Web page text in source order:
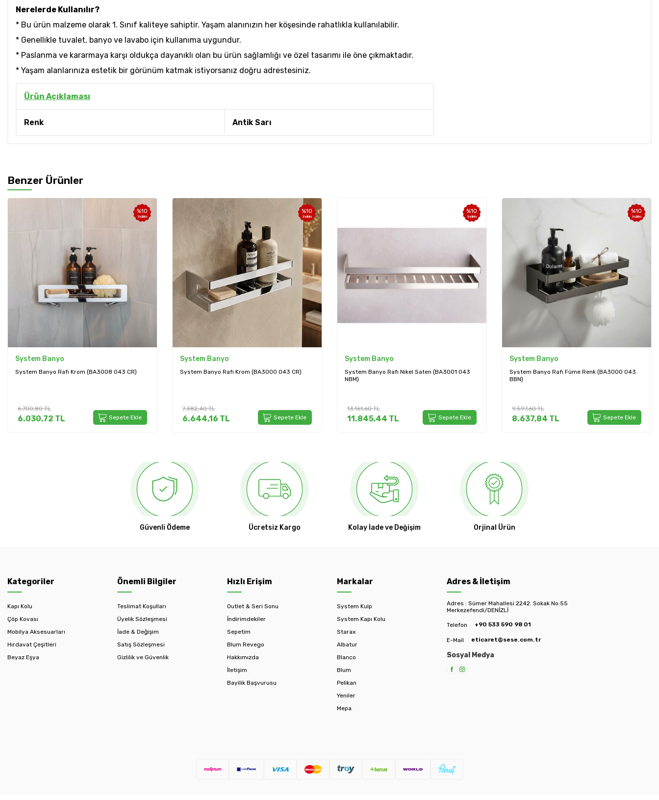
Nerelerde Kullanılır?
* Bu ürün malzeme olarak 1. Sınıf kaliteye sahiptir. Yaşam alanınızın her köşesinde rahatlıkla kullanılabilir.
* Genellikle tuvalet, banyo ve lavabo için kullanıma uygundur.
* Paslanma ve kararmaya karşı oldukça dayanıklı olan bu ürün sağlamlığı ve özel tasarımı ile öne çıkmaktadır.
* Yaşam alanlarınıza estetik bir görünüm katmak istiyorsanız doğru adrestesiniz.
Ürün Açıklaması
Renk Antik Sarı
Benzer Ürünler
%10
İndirim
System Banyo
System Banyo Rafı Krom (BA3000 043 CR)
7.382,40TL
6.644,16 TL Sepete Ekle
%10
İndirim
System Banyo
System Banyo Rafı Nikel Saten (BA3001 043
13.161,60TL
11.845,44TL Sepete Ekle
%10
İndirim
System Banyo
System Banyo Rafı Füme Renk (BA3000 043
BBN)
9.597,60TL
8.637,84TL Sepete Ekle
%10
İndirim
System Banyo
System Banyo Rafı Krom (BA3010 043 CR)
5.737,20TL
5.163,48TL Sepete Ekle
Güvenli Ödeme Ücretsiz Kargo Kolay İade ve Değişim Orjinal Ürün
Kategoriler
Kapı Kolu
Çöp Kovası
Mobilya Aksesuarları
Hırdavat Çeşitleri
Beyaz Eşya
Önemli Bilgiler
Teslimat Koşulları
Üyelik Sözleşmesi
İade & Değişim
Satış Sözleşmesi
Gizlilik ve Güvenlik
Hızlı Erişim
Outlet & Seri Sonu
İndirimdekiler
Sepetim
Blum Revego
Hakkımızda
İletişim
Bayilik Başvurusu
Markalar
System Kulp
System Kapı Kolu
Starax
Albatur
Blanco
Blum
Pelikan
Yeniler
Mepa
Adres & İletişim
Adres : Sümer Mahallesi 2242. Sokak No:55
Merkezefendi/DENİZLİ
Telefon +90 533 590 98 01
E-Mail eticaret@sese.com.tr
Sosyal Medya